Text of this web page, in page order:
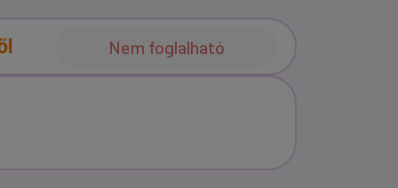
Nem foglalható